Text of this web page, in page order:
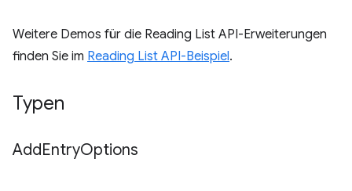
Weitere Demos für die Reading List API-Erweiterungen
finden Sie im Reading List API-Beispiel.
Typen
AddEntryOptions